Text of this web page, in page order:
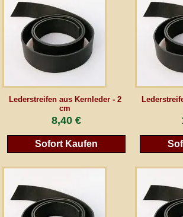
Lederstreifen aus Kernleder - 2
cm
8,40 €
Sofort Kaufen
Mittelalter-Großhandel
AGB
Gästebuch
Newsletter
Vertrag wiederrufen
*Alle Preise inkl. MwSt., inkl. Verpackungskosten, zggl.
eventueller Zölle (bei Nicht-EU-Ländern). Durchgestrichene
bisherigen Preis bei peraperis.com.